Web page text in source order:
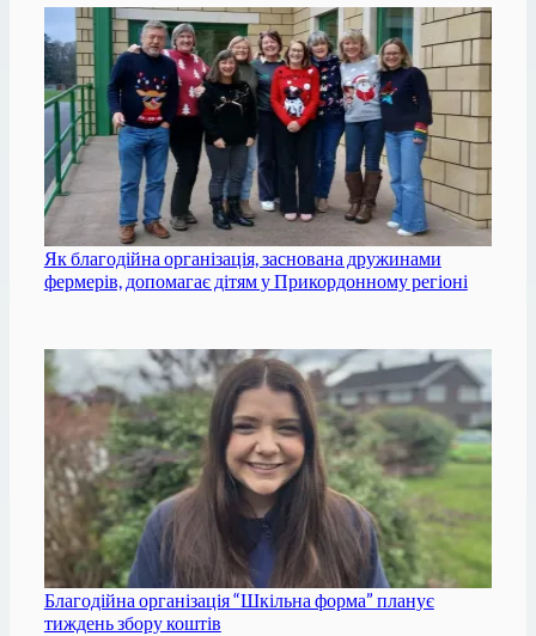
Як благодійна організація, заснована дружинами
фермерів, допомагає дітям у Прикордонному регіоні
Благодійна організація “Шкільна форма” планує
тиждень збору коштів